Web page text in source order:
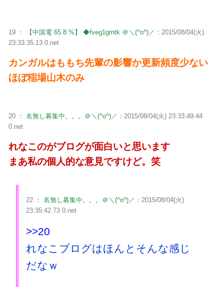
19 ： 【中国電 65.8 %】 ◆fveg1grntk ＠＼(^o^)／ ：2015/08/04(火)
23:33:35.13 0.net
カンガルはももち先輩の影響か更新頻度少ない
ほぼ稲場山木のみ
20 ： 名無し募集中。。。＠＼(^o^)／ ：2015/08/04(火) 23:33:49.44
0.net
れなこのがブログが面白いと思います
まあ私の個人的な意見ですけど。笑
22 ： 名無し募集中。。。＠＼(^o^)／ ：2015/08/04(火)
23:35:42.73 0.net
>>20
れなこブログはほんとそんな感じ
だなｗ